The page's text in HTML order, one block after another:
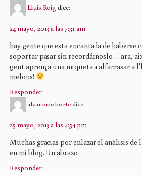
Lluis Roigdice:
24 mayo, 2013 a las 7:31 am
hay gente que esta encantada de haberse
soportar pasar sin recordárnoslo… ara,
gent aprenga una miqueta a alfarrasar a
melons!
Responder
alvaromohortedice:
25 mayo, 2013 a las 4:54 pm
Muchas gracias por enlazar el análisis de
en mi blog. Un abrazo
Responder